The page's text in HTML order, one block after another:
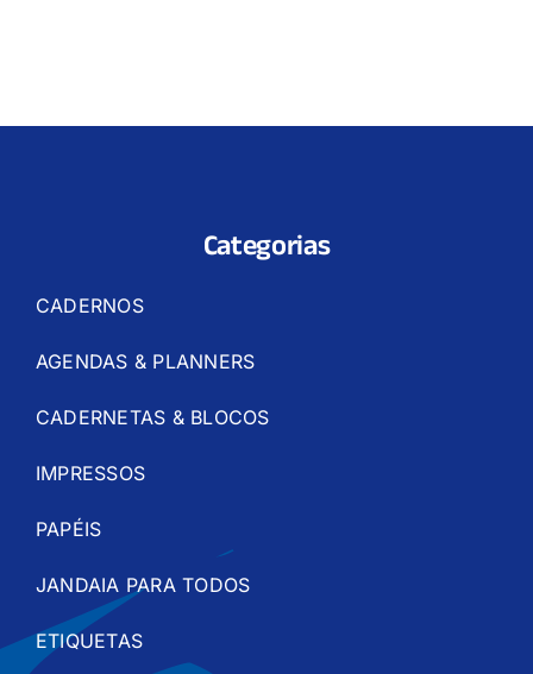
Categorias
CADERNOS
AGENDAS & PLANNERS
CADERNETAS & BLOCOS
IMPRESSOS
PAPÉIS
JANDAIA PARA TODOS
ETIQUETAS